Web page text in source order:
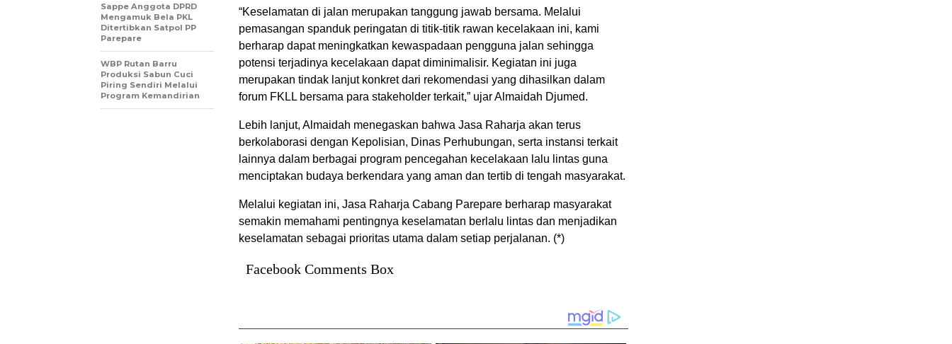
“Keselamatan di jalan merupakan tanggung jawab bersama. Melalui
pemasangan spanduk peringatan di titik-titik rawan kecelakaan ini, kami
berharap dapat meningkatkan kewaspadaan pengguna jalan sehingga
potensi terjadinya kecelakaan dapat diminimalisir. Kegiatan ini juga
merupakan tindak lanjut konkret dari rekomendasi yang dihasilkan dalam
forum FKLL bersama para stakeholder terkait,” ujar Almaidah Djumed.
Lebih lanjut, Almaidah menegaskan bahwa Jasa Raharja akan terus
berkolaborasi dengan Kepolisian, Dinas Perhubungan, serta instansi terkait
lainnya dalam berbagai program pencegahan kecelakaan lalu lintas guna
menciptakan budaya berkendara yang aman dan tertib di tengah masyarakat.
Melalui kegiatan ini, Jasa Raharja Cabang Parepare berharap masyarakat
semakin memahami pentingnya keselamatan berlalu lintas dan menjadikan
keselamatan sebagai prioritas utama dalam setiap perjalanan. (*)
Facebook Comments Box
Sappe Anggota DPRD
Mengamuk Bela PKL
Ditertibkan Satpol PP
Parepare
WBP Rutan Barru
Produksi Sabun Cuci
Piring Sendiri Melalui
Program Kemandirian